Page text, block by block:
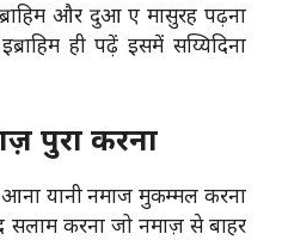
और दुआ ए मासुरह पढ़ना
ही पढ़ें इसमें सय्यिदिना
पुरा करना
यानी नमाज मुकम्मल करना
करना जो नमाज़ से बाहर